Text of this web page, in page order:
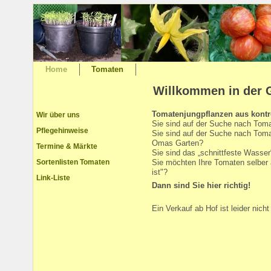
Willkommen in der
Wir über uns
Pflegehinweise
Termine & Märkte
Sortenlisten Tomaten
Link-Liste
Tomatenjungpflanzen aus
Sie sind auf der Suche nach
Sie sind auf der Suche nach
Omas Garten?
Sie sind das „schnittfeste
Sie möchten Ihre Tomaten
ist"?
Dann sind Sie hier richtig!
Ein Verkauf ab Hof ist leider
Home Tomaten